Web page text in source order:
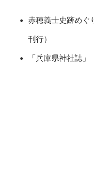
赤穂義士史跡めぐ
刊行）
「兵庫県神社誌」